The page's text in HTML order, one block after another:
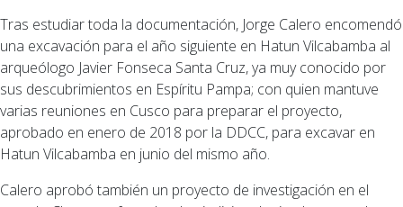
Tras estudiar toda la documentación, Jorge Calero encomendó
una excavación para el año siguiente en Hatun Vilcabamba al
arqueólogo Javier Fonseca Santa Cruz, ya muy conocido por
sus descubrimientos en Espíritu Pampa; con quien mantuve
varias reuniones en Cusco para preparar el proyecto,
aprobado en enero de 2018 por la DDCC, para excavar en
Hatun Vilcabamba en junio del mismo año.
Calero aprobó también un proyecto de investigación en el